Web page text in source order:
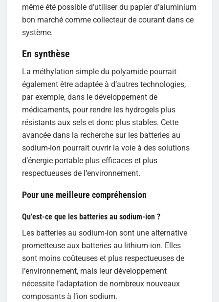
même été possible d’utiliser du papier d’aluminium
bon marché comme collecteur de courant dans ce
système.
En synthèse
La méthylation simple du polyamide pourrait
également être adaptée à d’autres technologies,
par exemple, dans le développement de
médicaments, pour rendre les hydrogels plus
résistants aux sels et donc plus stables. Cette
avancée dans la recherche sur les batteries au
sodium-ion pourrait ouvrir la voie à des solutions
d’énergie portable plus efficaces et plus
respectueuses de l’environnement.
Pour une meilleure compréhension
Qu’est-ce que les batteries au sodium-ion ?
Les batteries au sodium-ion sont une alternative
prometteuse aux batteries au lithium-ion. Elles
sont moins coûteuses et plus respectueuses de
l’environnement, mais leur développement
nécessite l’adaptation de nombreux nouveaux
composants à l’ion sodium.